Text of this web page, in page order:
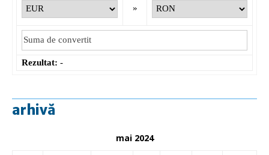
»
Rezultat: -
arhivă
mai 2024